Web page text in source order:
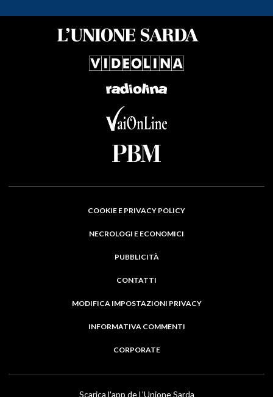
COOKIE E PRIVACY POLICY
NECROLOGI E ECONOMICI
PUBBLICITÀ
CONTATTI
MODIFICA IMPOSTAZIONI PRIVACY
INFORMATIVA COMMENTI
CORPORATE
Scarica l'app de L'Unione Sarda